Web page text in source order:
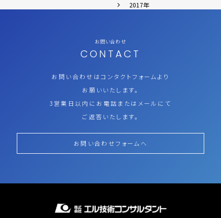
2017年
お問い合わせ
CONTACT
お問い合わせはコンタクトフォームより
お願いいたします。
3営業日以内にお電話またはメールにて
ご返答いたします。
お問い合わせフォームへ